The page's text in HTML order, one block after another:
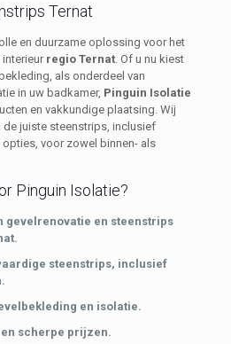
Ternat
en duurzame oplossing voor het
interieur regio Ternat. Of u nu kiest
als onderdeel van
in uw badkamer, Pinguin Isolatie
en vakkundige plaatsing. Wij
de juiste steenstrips, inclusief
voor zowel binnen- als
Pinguin Isolatie?
gevelrenovatie en steenstrips
steenstrips, inclusief
en isolatie.
scherpe prijzen.